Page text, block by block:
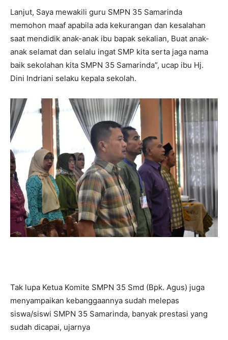
Lanjut, Saya mewakili guru SMPN 35 Samarinda
memohon maaf apabila ada kekurangan dan kesalahan
saat mendidik anak-anak ibu bapak sekalian, Buat anak-
anak selamat dan selalu ingat SMP kita serta jaga nama
baik sekolahan kita SMPN 35 Samarinda”, ucap ibu Hj.
Dini Indriani selaku kepala sekolah.
Tak lupa Ketua Komite SMPN 35 Smd (Bpk. Agus) juga
menyampaikan kebanggaannya sudah melepas
siswa/siswi SMPN 35 Samarinda, banyak prestasi yang
sudah dicapai, ujarnya